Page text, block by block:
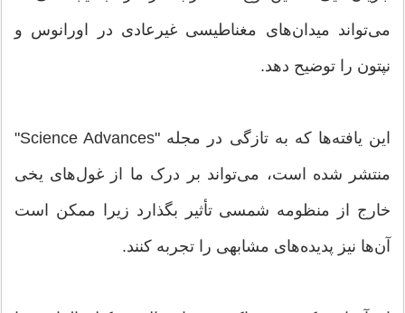
می‌تواند میدان‌های مغناطیسی غیرعادی در اورانوس و
نپتون را توضیح دهد.
این یافته‌ها که به تازگی در مجله "Science Advances"
منتشر شده است، می‌تواند بر درک ما از غول‌های یخی
خارج از منظومه شمسی تأثیر بگذارد زیرا ممکن است
آن‌ها نیز پدیده‌های مشابهی را تجربه کنند.